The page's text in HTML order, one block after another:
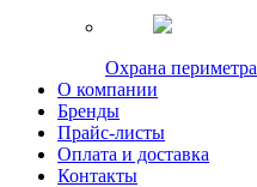
Охрана периметра
О компании
Бренды
Прайс-листы
Оплата и доставка
Контакты